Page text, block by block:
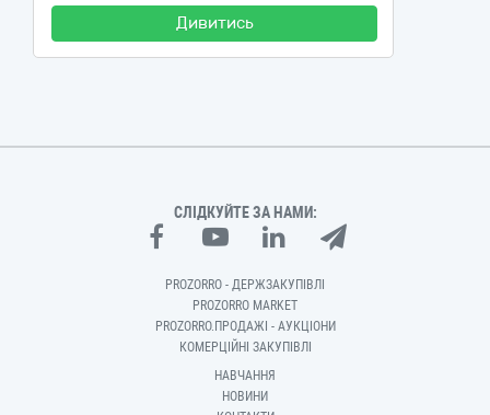
Дивитись
СЛІДКУЙТЕ ЗА НАМИ:
PROZORRO - ДЕРЖЗАКУПІВЛІ
PROZORRO MARKET
PROZORRO.ПРОДАЖІ - АУКЦІОНИ
КОМЕРЦІЙНІ ЗАКУПІВЛІ
НАВЧАННЯ
НОВИНИ